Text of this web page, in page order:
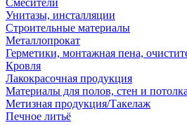
Смесители
Унитазы, инсталляции
Строительные материалы
Металлопрокат
Герметики, монтажная пена,
Кровля
Лакокрасочная продукция
Материалы для полов, стен и потолка
Метизная продукция/Такелаж
Печное литьё